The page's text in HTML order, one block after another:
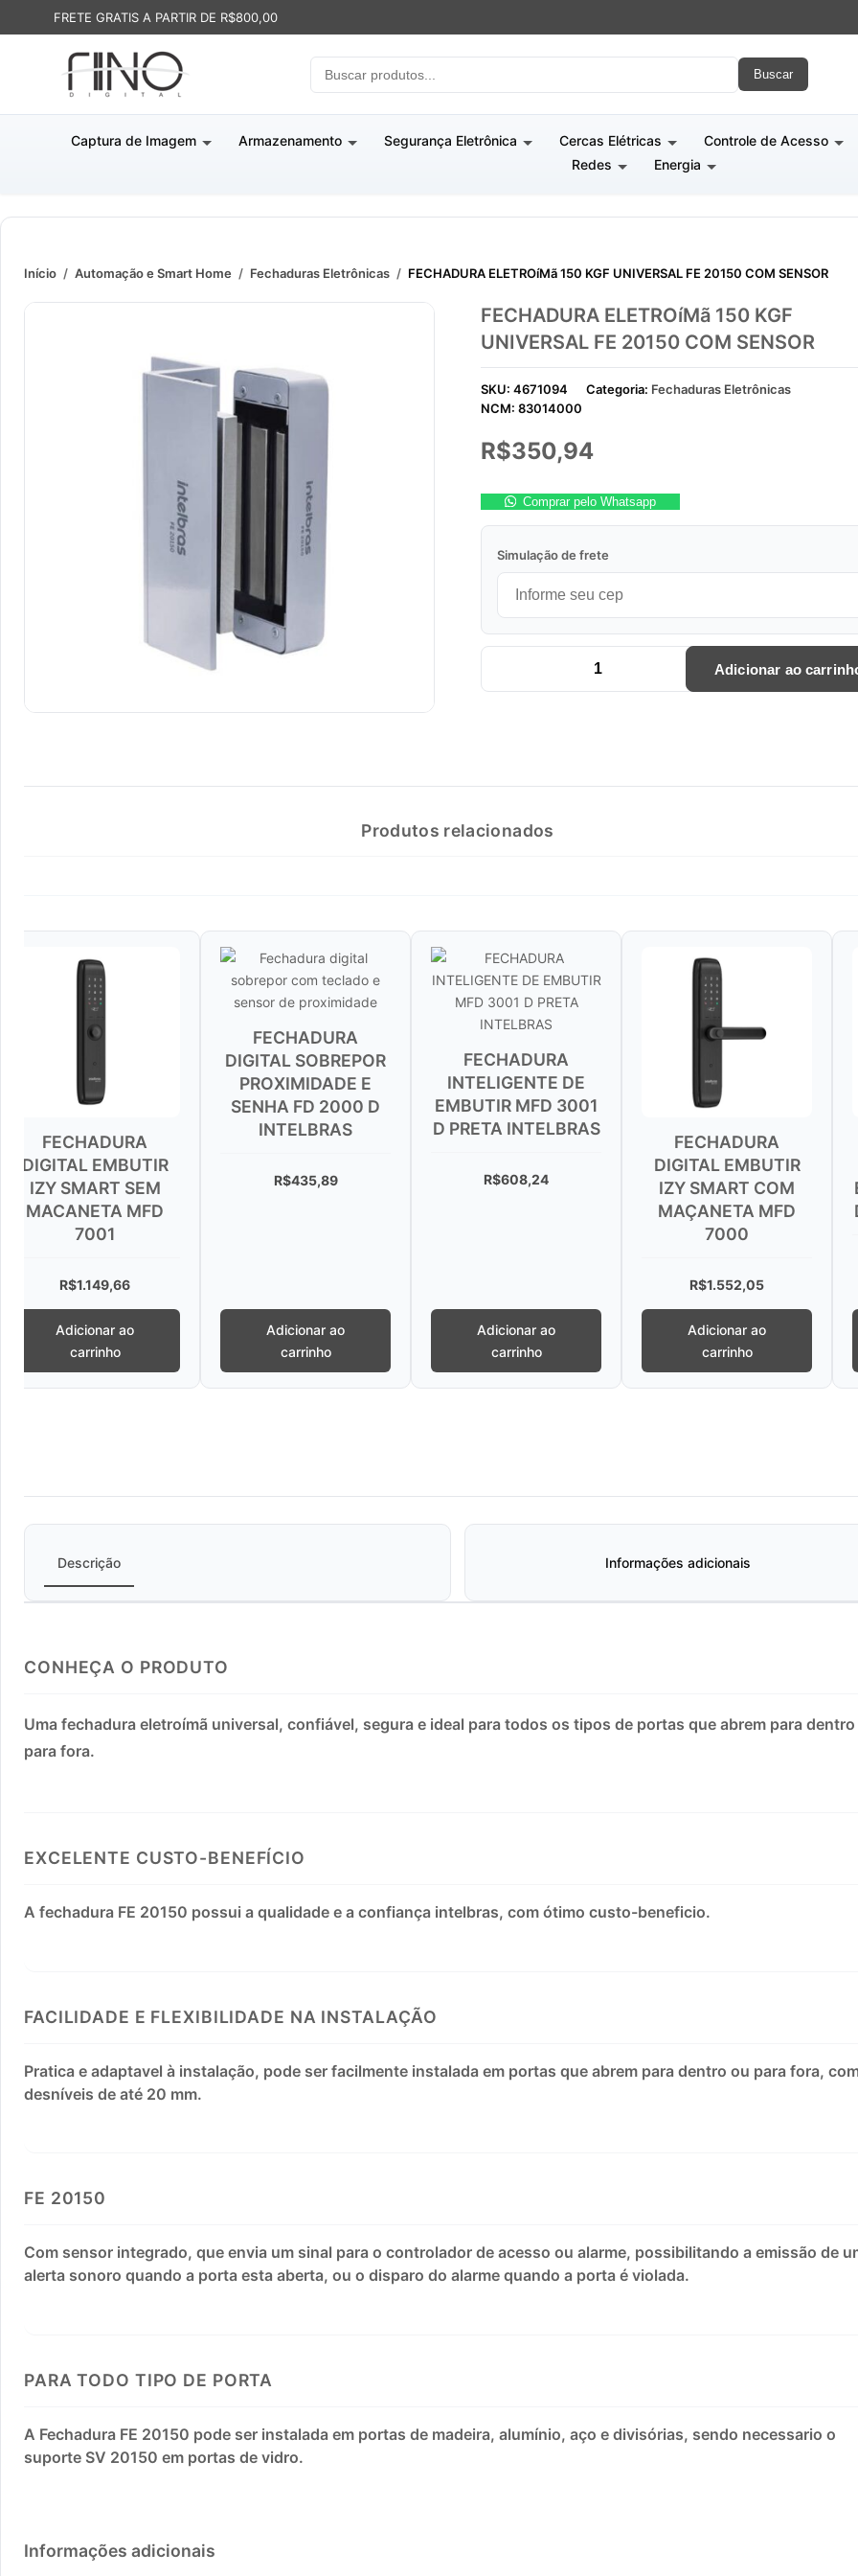
FRETE GRATIS A PARTIR DE R$800,00
Buscar
Captura de Imagem Armazenamento Segurança Eletrônica Cercas Elétricas
Controle de Acesso
Redes
Energia
Início / Automação e Smart Home / Fechaduras Eletrônicas / FECHADURA ELETROíMã 150 KGF UNIVERSAL FE 20150 COM SENSOR
FECHADURA ELETROíMã 150 KGF
UNIVERSAL FE 20150 COM SENSOR
SKU: 4671094 Categoria: Fechaduras Eletrônicas
NCM: 83014000
R$350,94
Comprar pelo Whatsapp
Simulação de frete
FECHADURA ELETROíMã 150 KGF UNIVERSAL FE 20150
Adicionar ao
Produtos relacionados
DIGITAL SOBREPOR
PROXIMIDADE E
SENHA FD 2000 D
R$ 435,89
Adicionar ao
FECHADURA
INTELIGENTE DE
EMBUTIR MFD 3001
D PRETA INTELBRAS
Adicionar ao
FECHADURA
DIGITAL EMBUTIR
IZY SMART COM
Adicionar ao
FECHADURA
DIGITAL DE
EMBUTIR MFD
D PRETA
Adicionar ao
Descrição Informações adicionais
CONHEÇA O PRODUTO
Uma fechadura eletroímã universal, confiável, segura e ideal para todos os tipos de portas que abrem para dentro
para fora.
EXCELENTE CUSTO-BENEFÍCIO
A fechadura FE 20150 possui a qualidade e a confiança intelbras, com ótimo custo-beneficio.
FACILIDADE E FLEXIBILIDADE NA INSTALAÇÃO
Pratica e adaptavel à instalação, pode ser facilmente instalada em portas que abrem para dentro ou para fora,
desníveis de até 20 mm.
FE 20150
Com sensor integrado, que envia um sinal para o controlador de acesso ou alarme, possibilitando a emissão de
alerta sonoro quando a porta esta aberta, ou o disparo do alarme quando a porta é violada.
PARA TODO TIPO DE PORTA
A Fechadura FE 20150 pode ser instalada em portas de madeira, alumínio, aço e divisórias, sendo necessario o
suporte SV 20150 em portas de vidro.
Informações adicionais